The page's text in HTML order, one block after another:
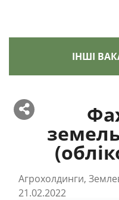
ІНШІ
Агрохолдинги,
21.02.2022